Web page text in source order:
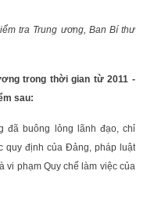
tra Trung ương, Ban Bí thư
trong thời gian từ 2011 -
sau:
đã buông lỏng lãnh đạo, chỉ
quy định của Đảng, pháp luật
vi phạm Quy chế làm việc của